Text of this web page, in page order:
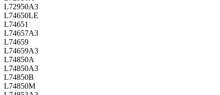
L72950A3
L74650LE
L74651
L74657A3
L74659
L74659A3
L74850A
L74850A3
L74850B
L74850M